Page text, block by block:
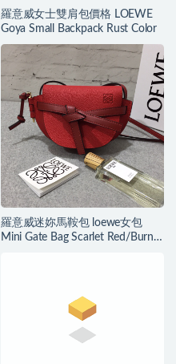
羅意威女士雙肩包價格 LOEWE
Goya Small Backpack Rust Color
羅意威迷妳馬鞍包 loewe女包
Mini Gate Bag Scarlet Red/Burnt